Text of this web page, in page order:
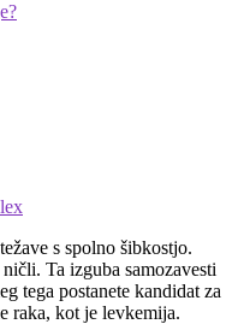
s spolno šibkostjo.
Ta izguba samozavesti
tega postanete kandidat za
raka, kot je levkemija.